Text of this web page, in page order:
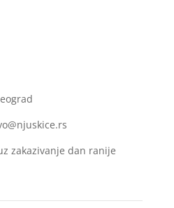
@njuskice.rs
zakazivanje dan ranije